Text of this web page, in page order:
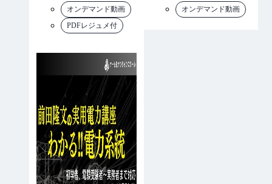
オンデマンド動画
PDFレジュメ付
オンデマンド動画